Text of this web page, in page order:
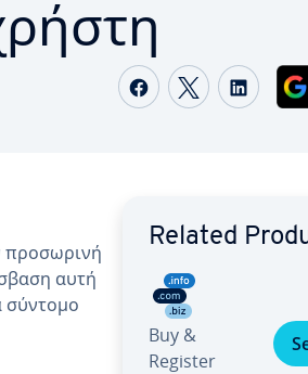
Share onShare on
προσωρινή
αυτή
σύντομο
Related
Buy &
Register